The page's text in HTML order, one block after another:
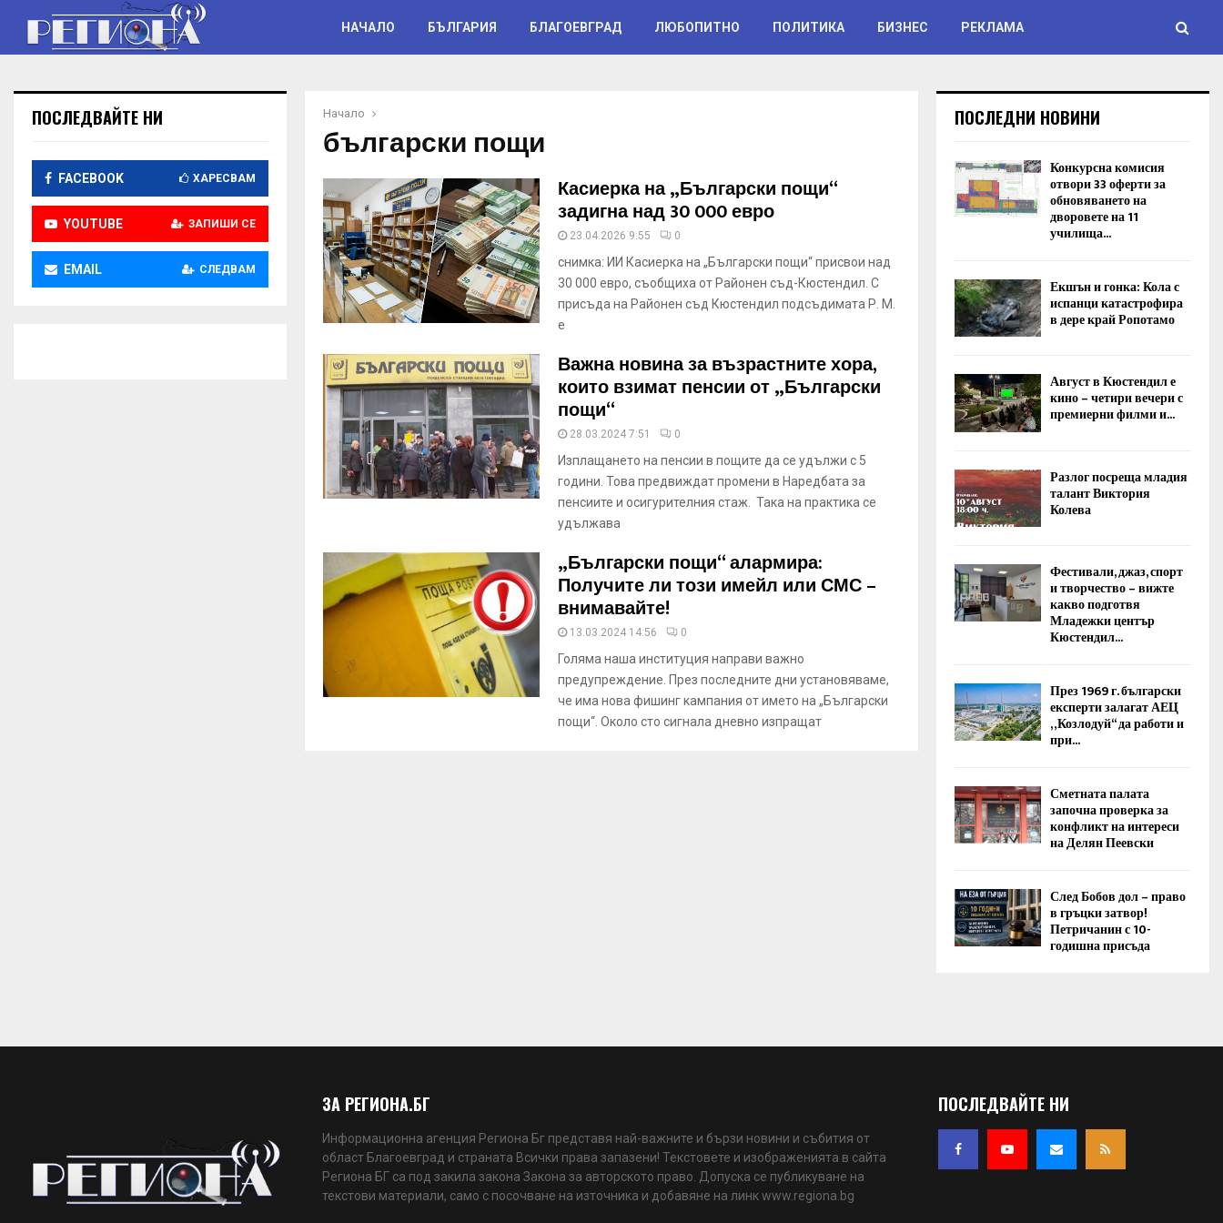
НАЧАЛО БЪЛГАРИЯ БЛАГОЕВГРАД ЛЮБОПИТНО ПОЛИТИКА БИЗНЕС РЕКЛАМА
Начало
български пощи
Касиерка на „Български пощи“
задигна над 30 000 евро
23.04.2026 9:55 0
снимка: ИИ Касиерка на „Български пощи“ присвои над
30 000 евро, съобщиха от Районен съд-Кюстендил. С
присъда на Районен съд Кюстендил подсъдимата Р. М.
е
Важна новина за възрастните хора,
които взимат пенсии от „Български
пощи“
28.03.2024 7:51 0
Изплащането на пенсии в пощите да се удължи с 5
години. Това предвиждат промени в Наредбата за
пенсиите и осигурителния стаж. Така на практика се
удължава
„Български пощи“ алармира:
Получите ли този имейл или СМС –
внимавайте!
13.03.2024 14:56 0
Голяма наша институция направи важно
предупреждение. През последните дни установяваме,
че има нова фишинг кампания от името на „Български
пощи“. Около сто сигнала дневно изпращат
ПОСЛЕДВАЙТЕ НИ
FACEBOOK ХАРЕСВАМ
YOUTUBE ЗАПИШИ СЕ
EMAIL СЛЕДВАМ
ПОСЛЕДНИ НОВИНИ
Конкурсна комисия
отвори 33 оферти за
обновяването на
дворовете на 11
училища...
Екшън и гонка: Кола с
испанци катастрофира
в дере край Ропотамо
Август в Кюстендил е
кино – четири вечери с
премиерни филми и...
Разлог посреща младия
талант Виктория
Колева
Фестивали, джаз, спорт
и творчество – вижте
какво подготвя
Младежки център
Кюстендил...
През 1969 г. български
експерти залагат АЕЦ
„Козлодуй“ да работи и
при...
Сметната палата
започна проверка за
конфликт на интереси
на Делян Пеевски
След Бобов дол – право
в гръцки затвор!
Петричанин с 10-
годишна присъда
ЗА РЕГИОНА.БГ
Информационна агенция Региона Бг представя най-важните и бързи новини и събития от
област Благоевград и страната Всички права запазени! Текстовете и изображенията в сайта
Региона БГ са под закила закона Закона за авторското право. Допуска се публикуване на
текстови материали, само с посочване на източника и добавяне на линк www.regiona.bg
ПОСЛЕДВАЙТЕ НИ